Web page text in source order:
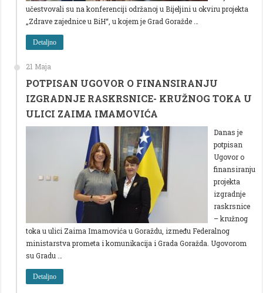
učestvovali su na konferenciji održanoj u Bijeljini u okviru projekta
„Zdrave zajednice u BiH“, u kojem je Grad Goražde …
Detaljno
21 Maja
POTPISAN UGOVOR O FINANSIRANJU
IZGRADNJE RASKRSNICE- KRUŽNOG TOKA U
ULICI ZAIMA IMAMOVIĆA
Danas je
potpisan
Ugovor o
finansiranju
projekta
izgradnje
raskrsnice
– kružnog
toka u ulici Zaima Imamovića u Goraždu, između Federalnog
ministarstva prometa i komunikacija i Grada Goražda. Ugovorom
su Gradu …
Detaljno